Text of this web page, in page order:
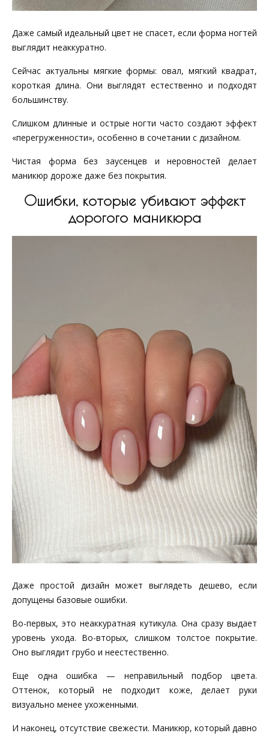
Даже самый идеальный цвет не спасет, если форма ногтей
выглядит неаккуратно.
Сейчас актуальны мягкие формы: овал, мягкий квадрат,
короткая длина. Они выглядят естественно и подходят
большинству.
Слишком длинные и острые ногти часто создают эффект
«перегруженности», особенно в сочетании с дизайном.
Чистая форма без заусенцев и неровностей делает
маникюр дороже даже без покрытия.
Ошибки, которые убивают эффект
дорогого маникюра
Даже простой дизайн может выглядеть дешево, если
допущены базовые ошибки.
Во-первых, это неаккуратная кутикула. Она сразу выдает
уровень ухода. Во-вторых, слишком толстое покрытие.
Оно выглядит грубо и неестественно.
Еще одна ошибка — неправильный подбор цвета.
Оттенок, который не подходит коже, делает руки
визуально менее ухоженными.
И наконец, отсутствие свежести. Маникюр, который давно